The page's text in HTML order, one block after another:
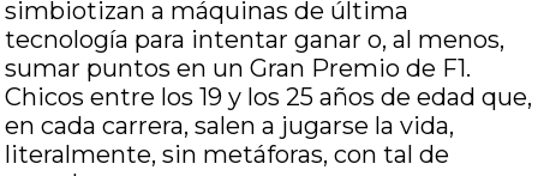
simbiotizan a máquinas de última
tecnología para intentar ganar o, al menos,
sumar puntos en un Gran Premio de F1.
Chicos entre los 19 y los 25 años de edad que,
en cada carrera, salen a jugarse la vida,
literalmente, sin metáforas, con tal de